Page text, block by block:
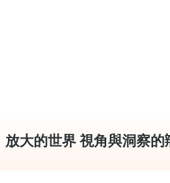
放大的世界 視角與洞察的